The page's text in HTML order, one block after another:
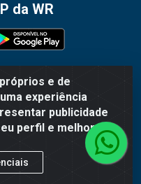
e de
experiência
publicidade
perfil e melhorar a
da WR
Gomes de Araújo,
- CEP 36202-628 -
0001-55